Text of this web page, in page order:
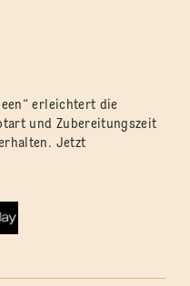
erleichtert die
und Zubereitungszeit
Jetzt